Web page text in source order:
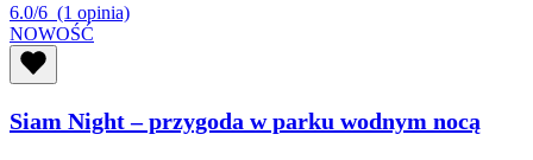
6.0/6 (1 opinia)
NOWOŚĆ
Siam Night – przygoda w parku wodnym nocą